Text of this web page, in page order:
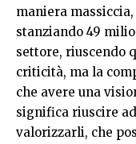
maniera
stanziando 49
settore, riuscendo
criticità, ma la
che avere una
significa riuscire
valorizzarli, che